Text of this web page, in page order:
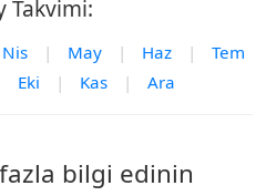
Takvimi:
Nis | May | Haz |
Tem
Eki | Kas | Ara
bilgi edinin